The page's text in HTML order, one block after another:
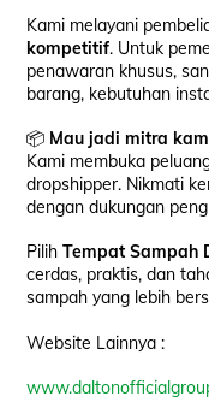
Kami melayani
kompetitif. Untuk
penawaran khusus,
barang, kebutuhan
📦 Mau jadi mitra
Kami membuka
dropshipper. Nikmati
dengan dukungan
PilihTempat Sampah
cerdas, praktis, dan
sampah yang lebih
Website Lainnya :